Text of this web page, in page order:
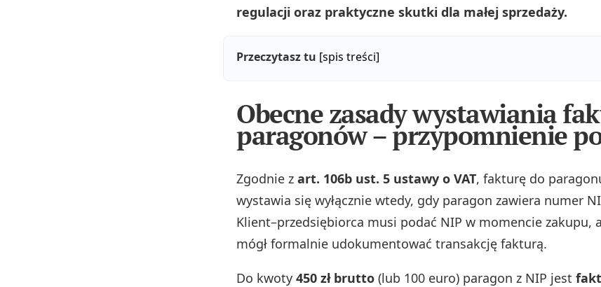
regulacji oraz praktyczne skutki dla małej sprzedaży.
Przeczytasz tu [spis treści]
Obecne zasady wystawiania
paragonów – przypomnienie
Zgodnie z art. 106b ust. 5 ustawy o VAT, fakturę do
wystawia się wyłącznie wtedy, gdy paragon zawiera numer
Klient–przedsiębiorca musi podać NIP w momencie zakupu,
mógł formalnie udokumentować transakcję fakturą.
Do kwoty 450 zł brutto (lub 100 euro) paragon z NIP jest